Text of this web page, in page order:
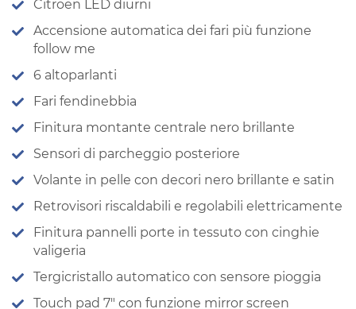
Citroen LED diurni
Accensione automatica dei fari più funzione
follow me
6 altoparlanti
Fari fendinebbia
Finitura montante centrale nero brillante
Sensori di parcheggio posteriore
Volante in pelle con decori nero brillante e satin
Retrovisori riscaldabili e regolabili elettricamente
Finitura pannelli porte in tessuto con cinghie
valigeria
Tergicristallo automatico con sensore pioggia
Touch pad 7″ con funzione mirror screen